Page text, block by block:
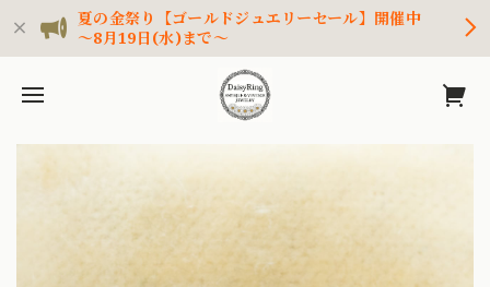
夏の金祭り【ゴールドジュエリーセール】開催中
～8月19日(水)まで～